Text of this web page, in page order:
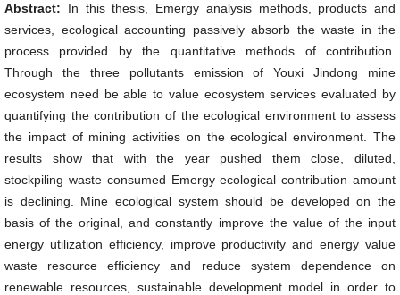
Abstract: In this thesis, Emergy analysis methods, products and
services, ecological accounting passively absorb the waste in the
process provided by the quantitative methods of contribution.
Through the three pollutants emission of Youxi Jindong mine
ecosystem need be able to value ecosystem services evaluated by
quantifying the contribution of the ecological environment to assess
the impact of mining activities on the ecological environment. The
results show that with the year pushed them close, diluted,
stockpiling waste consumed Emergy ecological contribution amount
is declining. Mine ecological system should be developed on the
basis of the original, and constantly improve the value of the input
energy utilization efficiency, improve productivity and energy value
waste resource efficiency and reduce system dependence on
renewable resources, sustainable development model in order to